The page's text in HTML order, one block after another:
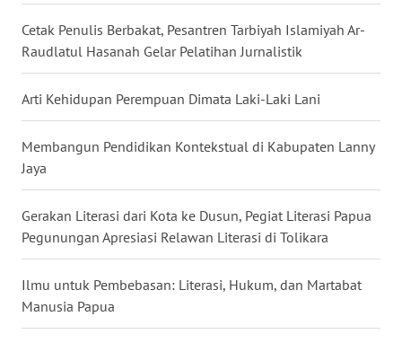
Cetak Penulis Berbakat, Pesantren Tarbiyah Islamiyah Ar-
Raudlatul Hasanah Gelar Pelatihan Jurnalistik
Arti Kehidupan Perempuan Dimata Laki-Laki Lani
Membangun Pendidikan Kontekstual di Kabupaten Lanny
Jaya
Gerakan Literasi dari Kota ke Dusun, Pegiat Literasi Papua
Pegunungan Apresiasi Relawan Literasi di Tolikara
‎Ilmu untuk Pembebasan: Literasi, Hukum, dan Martabat
Manusia Papua
KALTARA
KALSEL
KALTIM
WN